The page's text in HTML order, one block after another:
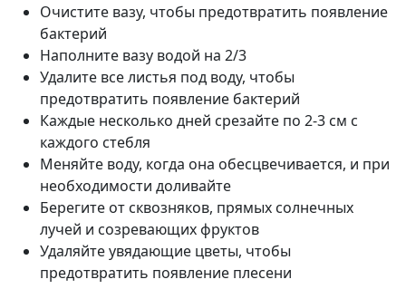
Очистите вазу, чтобы предотвратить появление
бактерий
Наполните вазу водой на 2/3
Удалите все листья под воду, чтобы
предотвратить появление бактерий
Каждые несколько дней срезайте по 2-3 см с
каждого стебля
Меняйте воду, когда она обесцвечивается, и при
необходимости доливайте
Берегите от сквозняков, прямых солнечных
лучей и созревающих фруктов
Удаляйте увядающие цветы, чтобы
предотвратить появление плесени